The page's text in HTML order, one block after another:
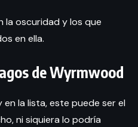
la oscuridad y los que
en ella.
de Wyrmwood
la lista, este puede ser el
ni siquiera lo podría